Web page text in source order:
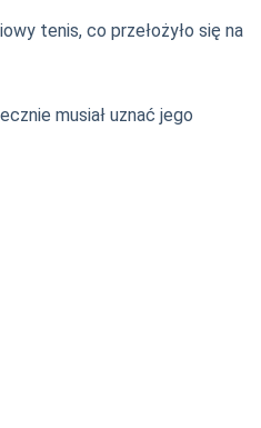
tenis, co przełożyło się na
musiał uznać jego